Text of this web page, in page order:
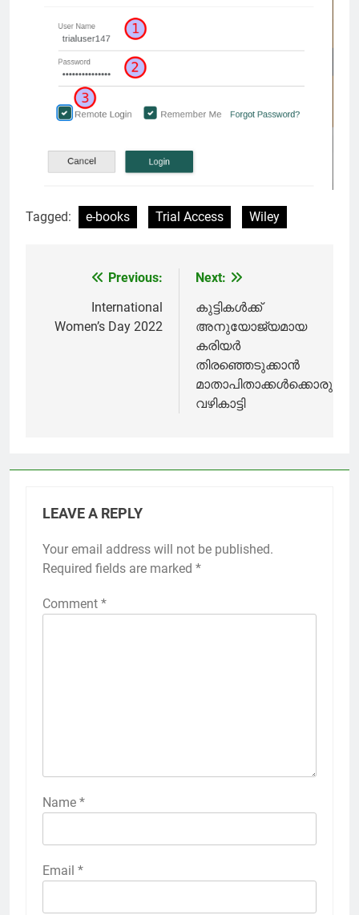
Tagged: e-books Trial Access Wiley
navigation
Previous:
International
Women’s Day 2022
Next:
കുട്ടികൾക്ക്
അനുയോജ്യമായ
കരിയർ
തിരഞ്ഞെടുക്കാൻ
മാതാപിതാക്കൾക്കൊരു
വഴികാട്ടി
LEAVE A REPLY
Your email address will not be published.
Required fields are marked *
Comment *
Name *
Email *